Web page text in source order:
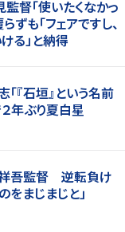
督「使いたくなかっ
も「フェアですし、
る」と納得
『石垣』という名前
年ぶり夏白星
祥吾監督 逆転負け
をまじまじと」